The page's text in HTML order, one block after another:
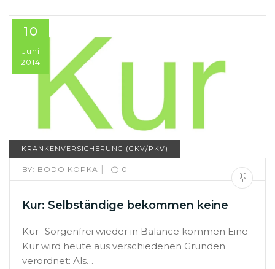
10
Juni
2014
KRANKENVERSICHERUNG (GKV/PKV)
BY: BODO KOPKA | 0
Kur: Selbständige bekommen keine
Kur- Sorgenfrei wieder in Balance kommen Eine
Kur wird heute aus verschiedenen Gründen
verordnet: Als…